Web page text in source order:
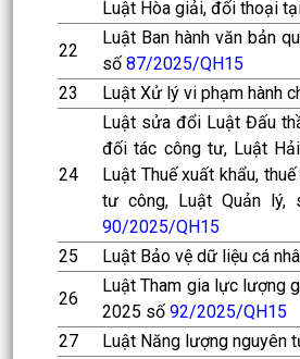
Luật Hòa giải, đối thoại
22
Luật Ban hành văn bản
số 87/2025/QH15
23 Luật Xử lý vi phạm hành
24
Luật sửa đổi Luật Đấu
đối tác công tư, Luật
Luật Thuế xuất khẩu,
tư công, Luật Quản
90/2025/QH15
25 Luật Bảo vệ dữ liệu cá
26
Luật Tham gia lực lượng
2025 số 92/2025/QH15
27 Luật Năng lượng nguyên